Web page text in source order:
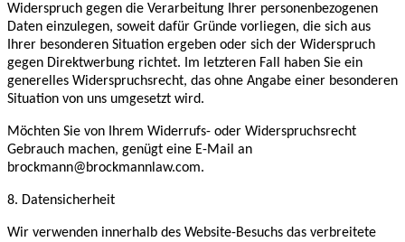
Widerspruch gegen die Verarbeitung Ihrer personenbezogenen
Daten einzulegen, soweit dafür Gründe vorliegen, die sich aus
Ihrer besonderen Situation ergeben oder sich der Widerspruch
gegen Direktwerbung richtet. Im letzteren Fall haben Sie ein
generelles Widerspruchsrecht, das ohne Angabe einer besonderen
Situation von uns umgesetzt wird.
Möchten Sie von Ihrem Widerrufs- oder Widerspruchsrecht
Gebrauch machen, genügt eine E-Mail an
brockmann@brockmannlaw.com.
8. Datensicherheit
Wir verwenden innerhalb des Website-Besuchs das verbreitete